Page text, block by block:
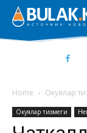
Home Окуялар
Окуялар тизмеги